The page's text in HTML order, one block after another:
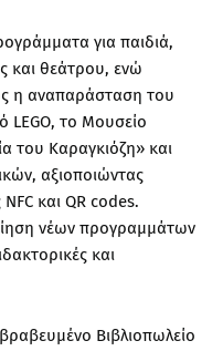
για παιδιά,
και θεάτρου, ενώ
η αναπαράσταση του
LEGO, το Μουσείο
του Καραγκιόζη» και
αξιοποιώντας
και QR codes.
νέων προγραμμάτων
και
Βιβλιοπωλείο